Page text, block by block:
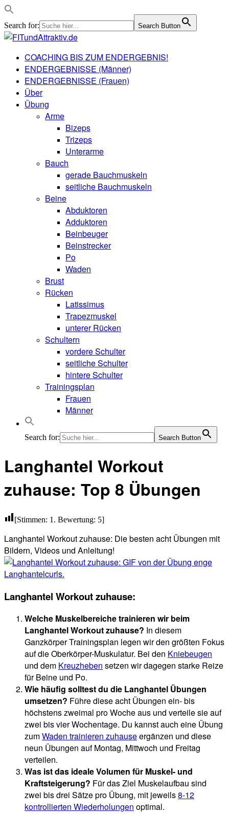
Search for: Search Button
COACHING BIS ZUM ENDERGEBNIS!
ENDERGEBNISSE (Männer)
ENDERGEBNISSE (Frauen)
Über
Übung
Arme
Bizeps
Trizeps
Unterarme
Bauch
gerade Bauchmuskeln
seitliche Bauchmuskeln
Beine
Abduktoren
Adduktoren
Beinbeuger
Beinstrecker
Po
Waden
Brust
Rücken
Latissimus
Trapezmuskel
unterer Rücken
Schultern
vordere Schulter
seitliche Schulter
hintere Schulter
Trainingsplan
Frauen
Männer
Search for: Search Button
Langhantel Workout
zuhause: Top 8 Übungen
[Stimmen: 1 . Bewertung: 5]
Langhantel Workout zuhause: Die besten acht Übungen mit
Bildern, Videos und Anleitung!
Langhantel Workout zuhause:
Welche Muskelbereiche trainieren wir beim
Langhantel Workout zuhause? In diesem
Ganzkörper Trainingsplan legen wir den größten Fokus
auf die Oberkörper-Muskulatur. Bei den Kniebeugen
und dem Kreuzheben setzen wir dagegen starke Reize
für Beine und Po.
Wie häufig solltest du die Langhantel Übungen
umsetzen? Führe diese acht Übungen ein- bis
höchstens zweimal pro Woche aus und verteile sie auf
zwei bis vier Wochentage. Du kannst auch eine Übung
zumWaden trainieren zuhauseergänzen und diese
neun Übungen auf Montag, Mittwoch und Freitag
verteilen.
Was ist das ideale Volumen für Muskel- und
Kraftsteigerung? Für das Ziel Muskelaufbau sind
zwei bis drei Sätze pro Übung, mit jeweils8-12
kontrollierten Wiederholungen optimal.